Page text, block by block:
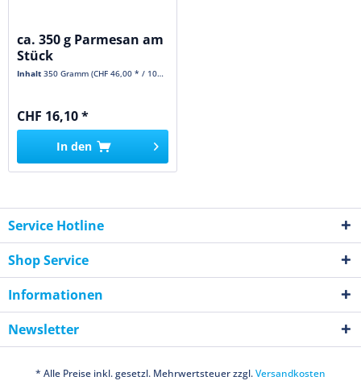
ca. 350 g Parmesan am
Stück
Inhalt350 Gramm(CHF 46,00 * / 1000 Gramm)
CHF 16,10 *
In den
Service Hotline
Shop Service
Informationen
Newsletter
* Alle Preise inkl. gesetzl. Mehrwertsteuer zzgl.Versandkosten